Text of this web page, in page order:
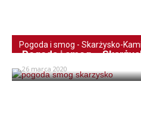
Pogoda i smog - Skarżysko-
Pogoda i smog –
26 marca 2020